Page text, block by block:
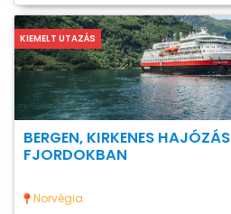
KIEMELT UTAZÁS
BERGEN, KIRKENES
FJORDOKBAN
Norvégia